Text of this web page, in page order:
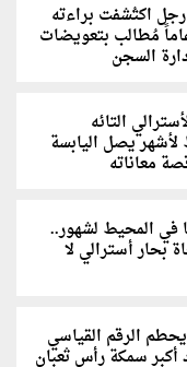
اكتُشفت براءته
17 عاماً مُطالب بتعويضات
السجن
التائه
لأشهر يصل اليابسة
معاناته
في المحيط لشهور..
بحار أسترالي لا
الرقم القياسي
سمكة رأس ثعبان